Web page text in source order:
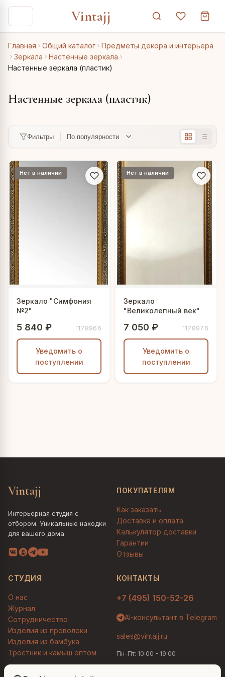
Vintajj
Главная Общий каталог
Предметы декора и интерьера
Зеркала
Настенные зеркала
Настенные зеркала (пластик)
Настенные зеркала (пластик)
Фильтры
Нет в наличии
Зеркало "Симфония
№2"
5 840 ₽ 1178966
Уведомить о
поступлении
Нет в наличии
Зеркало
"Великолепный век"
7 050 ₽ 1178976
Уведомить о
поступлении
Vintajj
Интерьерная студия с
отбором. Уникальные находки
для вашего дома.
ПОКУПАТЕЛЯМ
Как заказать
Доставка и оплата
Калькулятор доставки
Гарантии
Отзывы
СТУДИЯ
О нас
Журнал
Сотрудничество
Изделия из проволоки
Изделия из бамбука
Тростник и камыш оптом
КОНТАКТЫ
+7 (495) 150-52-26
AI-консультант в Telegram
sales@vintajj.ru
Пн-Пт: 10:00 - 19:00
Людмила